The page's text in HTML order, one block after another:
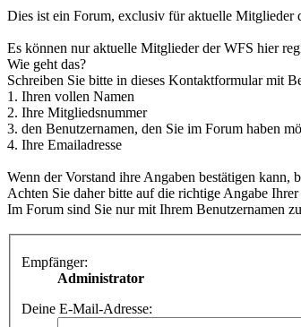
Dies ist ein Forum, exclusiv für aktuelle Mitglieder
Es können nur aktuelle Mitglieder der WFS hier
Wie geht das?
Schreiben Sie bitte in dieses Kontaktformular mit
1. Ihren vollen Namen
2. Ihre Mitgliedsnummer
3. den Benutzernamen, den Sie im Forum haben
4. Ihre Emailadresse
Wenn der Vorstand ihre Angaben bestätigen kann,
Achten Sie daher bitte auf die richtige Angabe
Im Forum sind Sie nur mit Ihrem Benutzernamen
Empfänger:
Administrator
Deine E-Mail-Adresse: